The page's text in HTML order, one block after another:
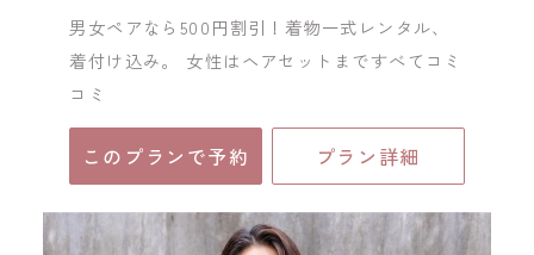
男女ペアなら500円割引！着物一式レンタル、
着付け込み。 女性はヘアセットまですべてコミ
コミ
このプランで予約 プラン詳細